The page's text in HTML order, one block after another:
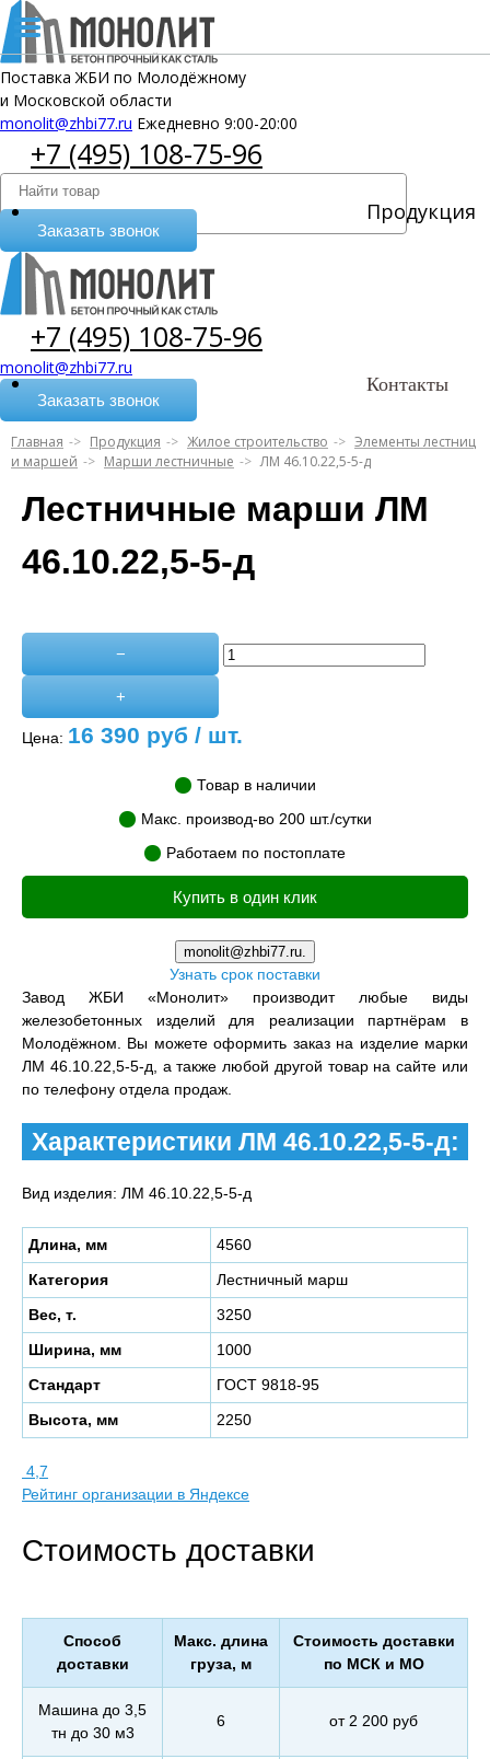
Продукция
Контакты
Поставка ЖБИ по Молодёжному
и Московской области
monolit@zhbi77.ru Ежедневно 9:00-20:00
+7 (495) 108-75-96
Заказать звонок
+7 (495) 108-75-96
monolit@zhbi77.ru
Заказать звонок
Главная Продукция Жилое строительство
Элементы лестниц
и маршей
Марши лестничные ЛМ 46.10.22,5-5-д
Лестничные марши ЛМ
46.10.22,5-5-д
−
+
Цена: 16 390 руб / шт.
Товар в наличии
Макс. производ-во 200 шт./сутки
Работаем по постоплате
Купить в один клик
monolit@zhbi77.ru.
Узнать срок поставки
Завод ЖБИ «Монолит» производит любые виды
железобетонных изделий для реализации партнёрам в
Молодёжном. Вы можете оформить заказ на изделие марки
ЛМ 46.10.22,5-5-д, а также любой другой товар на сайте или
по телефону отдела продаж.
Характеристики ЛМ 46.10.22,5-5-д:
Вид изделия: ЛМ 46.10.22,5-5-д
Длина, мм
4560
Категория
Лестничный марш
Вес, т.
3250
Ширина, мм
1000
Стандарт
ГОСТ 9818-95
Высота, мм
2250
4,7
Рейтинг организации в Яндексе
Стоимость доставки
Способ
доставки
Макс. длина
груза, м
Стоимость доставки
по МСК и МО
Машина до 3,5
тн до 30 м3
6 от 2 200 руб